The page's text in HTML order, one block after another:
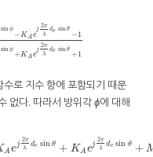
sin ϕ
−KAe
j
2π
λ
de sin θ
−1
sin ϕ
+KAe
j
2π
λ
de sin θ
+1
수로 지수 항에 포함되기 때문
없다. 따라서 방위각ϕ에 대해
Aej
2π
λ
de sin θ + KAej
2π
λ
de sin θ +